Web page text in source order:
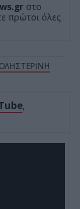
στο
πρώτοι όλες
,